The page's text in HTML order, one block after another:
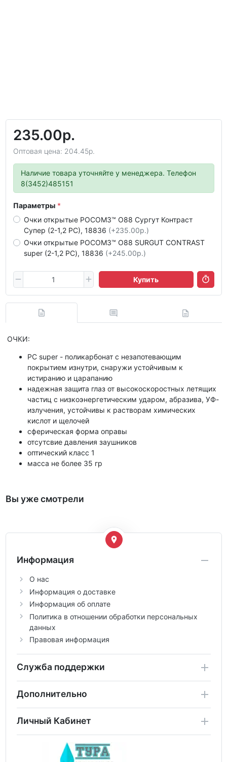
235.00р.
Оптовая цена: 204.45р.
Наличие товара уточняйте у менеджера. Телефон
8(3452)485151
Параметры
Очки открытые РОСОМЗ™ О88 Сургут Контраст
Супер (2-1,2 РС), 18836 (+235.00р.)
Очки открытые РОСОМЗ™ О88 SURGUT CONTRAST
super (2-1,2 РС), 18836 (+245.00р.)
Купить
ОЧКИ:
РС super - поликарбонат с незапотевающим
покрытием изнутри, снаружи устойчивым к
истиранию и царапанию
надежная защита глаз от высокоскоростных летящих
частиц с низкоэнергетическим ударом, абразива, УФ-
излучения, устойчивы к растворам химических
кислот и щелочей
сферическая форма оправы
отсутсвие давления заушников
оптический класс 1
масса не более 35 гр
Вы уже смотрели
Информация
О нас
Информация о доставке
Информация об оплате
Политика в отношении обработки персональных
данных
Правовая информация
Служба поддержки
Дополнительно
Личный Кабинет